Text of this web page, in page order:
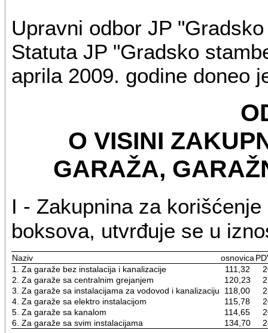
Upravni odbor JP
Statuta JP "Gradsko
aprila 2009. godine doneo
O VISINI
GARAŽA,
I - Zakupnina za
boksova, utvrđuje se u
Naziv osnovica
1. Za garaže bez instalacija i kanalizacije
111,32
2. Za garaže sa centralnim grejanjem
120,23
3. Za garaže sa instalacijama za vodovod i kanalizaciju
118,00
4. Za garaže sa elektro instalacijom
115,78
5. Za garaže sa kanalom
114,65
6. Za garaže sa svim instalacijama
134,70